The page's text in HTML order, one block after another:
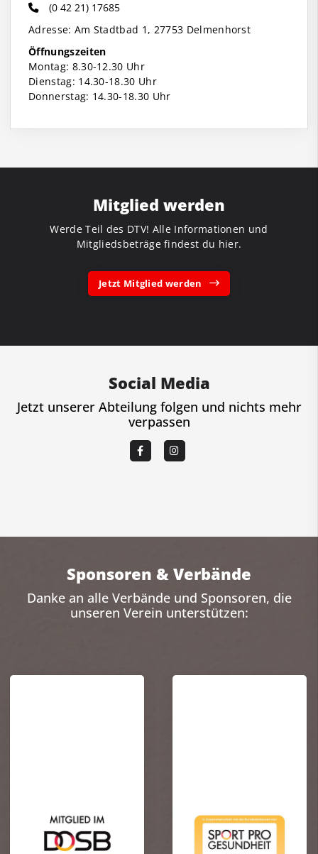
(0 42 21) 17685
Adresse: Am Stadtbad 1, 27753 Delmenhorst
Öffnungszeiten
Montag: 8.30-12.30 Uhr
Dienstag: 14.30-18.30 Uhr
Donnerstag: 14.30-18.30 Uhr
Mitglied werden
Werde Teil des DTV! Alle Informationen und
Mitgliedsbeträge findest du hier.
Jetzt Mitglied werden
Social Media
Jetzt unserer Abteilung folgen und nichts mehr
verpassen
Sponsoren & Verbände
Danke an alle Verbände und Sponsoren, die
unseren Verein unterstützen: